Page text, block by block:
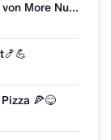
5 Einfache Rezepte mit More Sahne von More Nutrition 👨🏼‍🍳
🍕😋